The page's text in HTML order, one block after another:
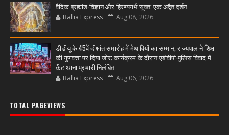
वैदिक ब्रह्मांड-विज्ञान और हिरण्यगर्भ सूक्त: एक अद्वैत दर्शन
Ballia Express Aug 08, 2026
डीडीयू के 45वें दीक्षांत समारोह में मेधावियों का सम्मान, राज्यपाल ने शिक्षा
की गुणवत्ता पर दिया जोर; कार्यक्रम के दौरान एबीवीपी-पुलिस विवाद में
कैंट थाना प्रभारी निलंबित
Ballia Express Aug 06, 2026
TOTAL PAGEVIEWS